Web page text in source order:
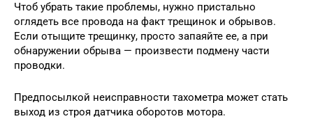
Чтоб убрать такие проблемы, нужно пристально
оглядеть все провода на факт трещинок и обрывов.
Если отыщите трещинку, просто запаяйте ее, а при
обнаружении обрыва — произвести подмену части
проводки.
Предпосылкой неисправности тахометра может стать
выход из строя датчика оборотов мотора.